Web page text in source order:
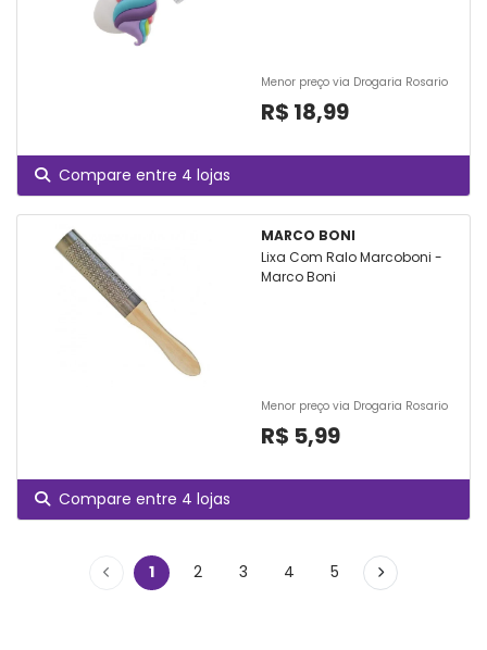
Menor preço via Drogaria Rosario
R$ 18,99
Compare entre 4 lojas
MARCO BONI
Lixa Com Ralo Marcoboni -
Marco Boni
Menor preço via Drogaria Rosario
R$ 5,99
Compare entre 4 lojas
1 2 3 4 5